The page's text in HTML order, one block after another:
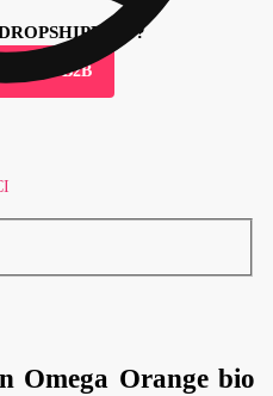
cont B2B
Omega Orange bio